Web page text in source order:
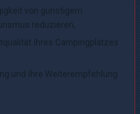
von günstigem
reduzieren,
Ihres Campingplatzes
und Ihre Weiterempfehlung